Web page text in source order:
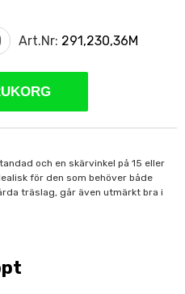
Art.Nr: 291,230,36M
och en skärvinkel på 15 eller
för den som behöver både
träslag, går även utmärkt bra i